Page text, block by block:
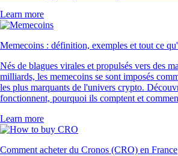
Learn more
Memecoins : définition, exemples et tout ce
Nés de blagues virales et propulsés vers des
milliards, les memecoins se sont imposés
les plus marquants de l'univers crypto.
fonctionnent, pourquoi ils comptent et
Learn more
Comment acheter du Cronos (CRO) en France